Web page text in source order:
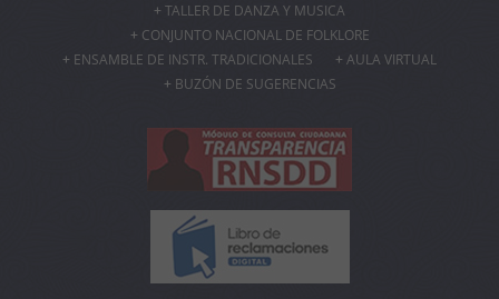
TALLER DE DANZA Y MUSICA
CONJUNTO NACIONAL DE FOLKLORE
ENSAMBLE DE INSTR. TRADICIONALES
AULA VIRTUAL
BUZÓN DE SUGERENCIAS